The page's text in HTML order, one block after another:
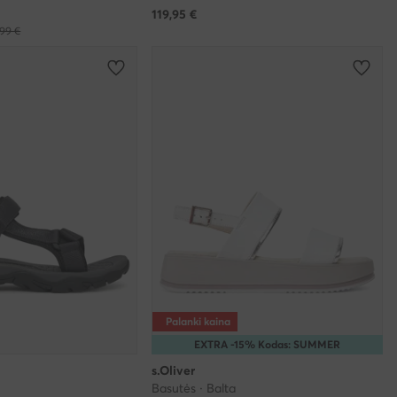
€
119,95 €
EXTRA -15% Kodas: SUMMER
Palanki kaina
s.Oliver
Basutės · Balta